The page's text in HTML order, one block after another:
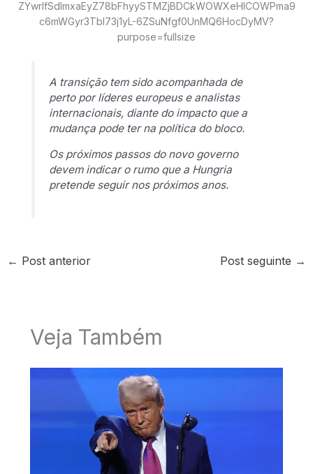
A transição tem sido acompanhada de
perto por líderes europeus e analistas
internacionais, diante do impacto que a
mudança pode ter na política do bloco.
Os próximos passos do novo governo
devem indicar o rumo que a Hungria
pretende seguir nos próximos anos.
← Post anterior Post seguinte →
Veja Também